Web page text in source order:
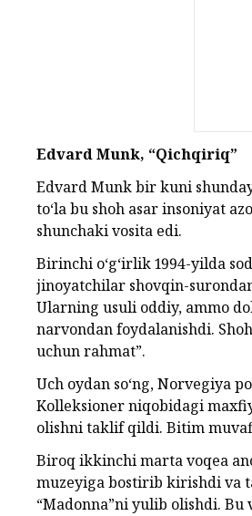
Edvard Munk, “Qichqiriq”
Edvard Munk bir kuni
to‘la bu shoh asar insoniyat
shunchaki vosita edi.
Birinchi o‘g‘irlik 1994-yilda
jinoyatchilar shovqin-
Ularning usuli oddiy, ammo
narvondan foydalanishdi.
uchun rahmat”.
Uch oydan so‘ng, Norvegiya
Kolleksioner niqobidagi
olishni taklif qildi. Bitim
Biroq ikkinchi marta voqea
muzeyiga bostirib kirishdi va
“Madonna”ni yulib olishdi.